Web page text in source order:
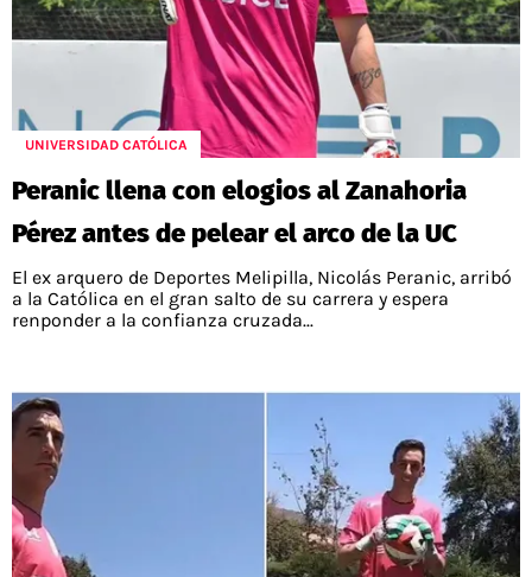
UNIVERSIDAD CATÓLICA
Peranic llena con elogios al Zanahoria
Pérez antes de pelear el arco de la UC
El ex arquero de Deportes Melipilla, Nicolás Peranic, arribó
a la Católica en el gran salto de su carrera y espera
renponder a la confianza cruzada...